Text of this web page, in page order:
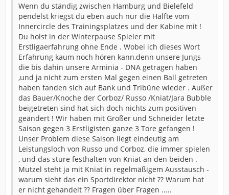
Wenn du ständig zwischen Hamburg und Bielefeld
pendelst kriegst du eben auch nur die Hälfte vom
Innercircle des Trainingsplatzes und der Kabine mit !
Du holst in der Winterpause Spieler mit
Erstligaerfahrung ohne Ende . Wobei ich dieses Wort
Erfahrung kaum noch hören kann,denn unsere Jungs
die bis dahin unsere Arminia - DNA getragen haben
,und ja nicht zum ersten Mal gegen einen Ball getreten
haben fanden sich auf Bank und Tribüne wieder . Außer
das Bauer/Knoche der Corboz/ Russo /Kniat/Jara Bubble
beigetreten sind hat sich doch nichts zum positiven
geändert ! Wir haben mit Großer und Schneider letzte
Saison gegen 3 Erstligisten ganze 3 Tore gefangen !
Unser Problem diese Saison liegt eindeutig am
Leistungsloch von Russo und Corboz, die immer spielen
, und das sture festhalten von Kniat an den beiden .
Mutzel steht ja mit Kniat in regelmäßigem Ausstausch -
warum sieht das ein Sportdirektor nicht ?? Warum hat
er nicht gehandelt ?? Fragen über Fragen .....